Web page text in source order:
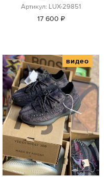
Артикул: LUX-29851
17 600 ₽
видео